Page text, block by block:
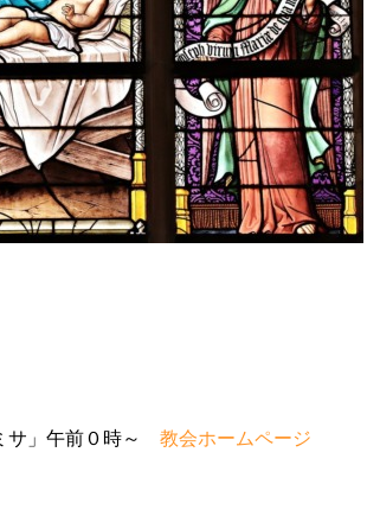
サ」午前０時～ 教会ホームページ